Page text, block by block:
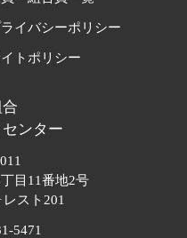
イバシーポリシー
トポリシー
ンター
目11番地2号
スト201
5471